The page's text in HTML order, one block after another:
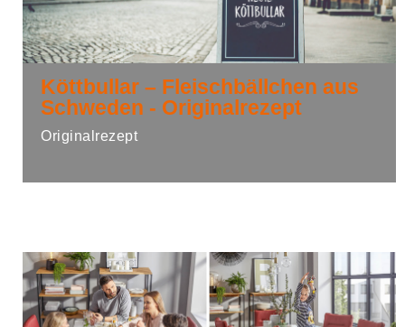
Köttbullar – Fleischbällchen aus
Schweden - Originalrezept
Originalrezept